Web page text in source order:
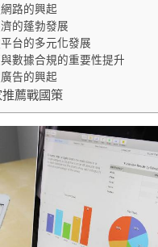
路的興起
的蓬勃發展
台的多元化發展
數據合規的重要性提升
告的興起
薦戰國策